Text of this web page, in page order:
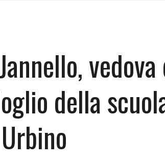
della